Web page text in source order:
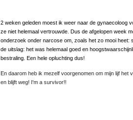
2 weken geleden moest ik weer naar de gynaecoloog
ze niet helemaal vertrouwde. Dus de afgelopen week
onderzoek onder narcose om, zoals het zo mooi heet:
de uitslag: het was helemaal goed en
bestraling. Een hele opluchting dus!
En daarom heb ik mezelf voorgenomen om mijn lijf
en blijft weg! I'm a survivor!!